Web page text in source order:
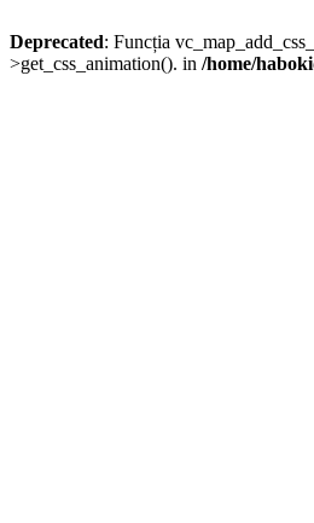
Deprecated: Funcția
>get_css_animation(). in /home/